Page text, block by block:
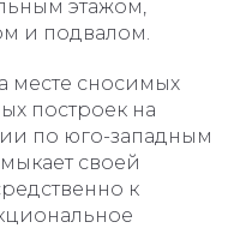
этажом,
и подвалом.
месте сносимых
построек на
по юго-западным
своей
к